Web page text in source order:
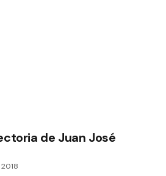
de Juan José